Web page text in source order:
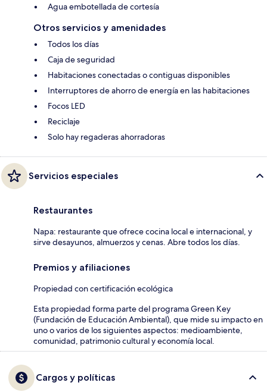
Agua embotellada de cortesía
Otros servicios y amenidades
Todos los días
Caja de seguridad
Habitaciones conectadas o contiguas disponibles
Interruptores de ahorro de energía en las habitaciones
Focos LED
Reciclaje
Solo hay regaderas ahorradoras
Servicios especiales
Restaurantes
Napa: restaurante que ofrece cocina local e internacional, y
sirve desayunos, almuerzos y cenas. Abre todos los días.
Premios y afiliaciones
Propiedad con certificación ecológica
Esta propiedad forma parte del programa Green Key
(Fundación de Educación Ambiental), que mide su impacto en
uno o varios de los siguientes aspectos: medioambiente,
comunidad, patrimonio cultural y economía local.
Cargos y políticas